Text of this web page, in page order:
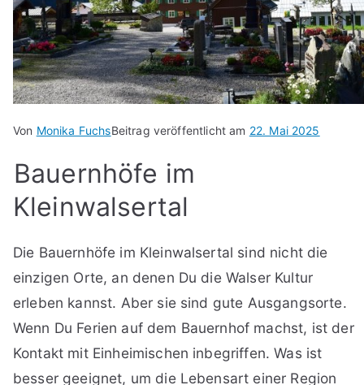
Von Monika FuchsBeitrag veröffentlicht am 22. Mai 2025
Bauernhöfe im
Kleinwalsertal
Die Bauernhöfe im Kleinwalsertal sind nicht die
einzigen Orte, an denen Du die Walser Kultur
erleben kannst. Aber sie sind gute Ausgangsorte.
Wenn Du Ferien auf dem Bauernhof machst, ist der
Kontakt mit Einheimischen inbegriffen. Was ist
besser geeignet, um die Lebensart einer Region